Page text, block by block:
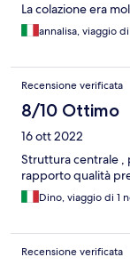
La colazione era
annalisa, viaggio
Recensione verificata
8/10 Ottimo
16 ott 2022
Struttura centrale ,
rapporto qualità
Dino, viaggio di 1
Recensione verificata